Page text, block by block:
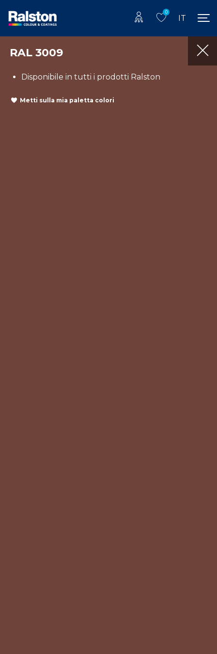
0
IT
RAL 3009
Disponibile in tutti i prodotti Ralston
Metti sulla mia paletta colori